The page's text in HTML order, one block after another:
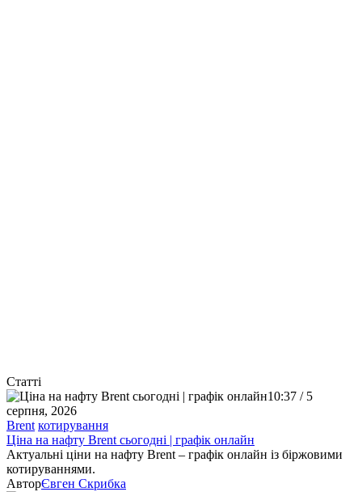
Статті
10:37 / 5
серпня, 2026
Brent котирування
Ціна на нафту Brent сьогодні | графік онлайн
Актуальні ціни на нафту Brent – графік онлайн із біржовими
котируваннями.
АвторЄвген Скрибка